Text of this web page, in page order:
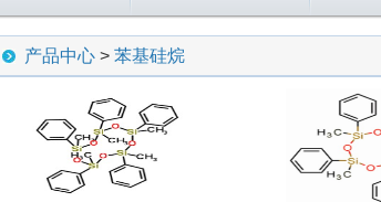
产品中心 > 苯基硅烷